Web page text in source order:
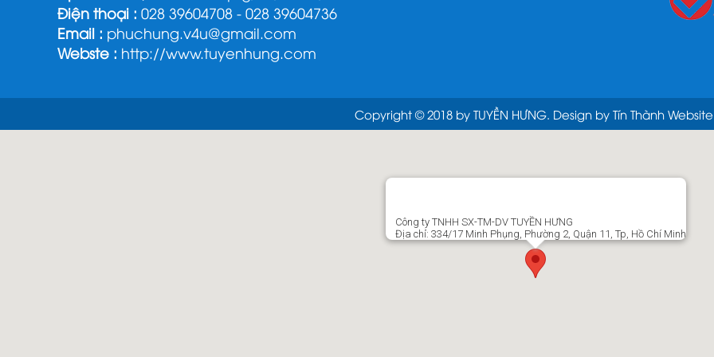
Điện thoại : 028 39604708 - 028 39604736
Email : phuchung.v4u@gmail.com
Webste : http://www.tuyenhung.com
Copyright © 2018 by TUYỀN HƯNG. Design by Tín Thành
Công ty TNHH SX-TM-DV TUYỀN HƯNG
Địa chỉ: 334/17 Minh Phụng, Phường 2, Quận 11, Tp, Hồ Chí Minh